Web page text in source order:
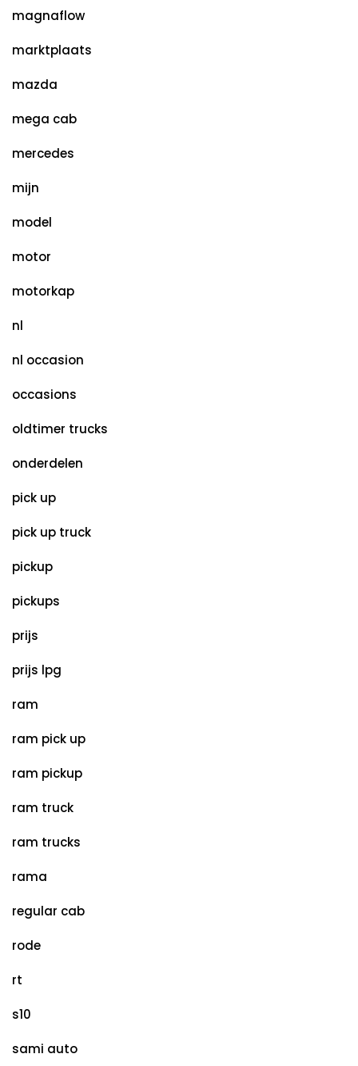
magnaflow
marktplaats
mazda
mega cab
mercedes
mijn
model
motor
motorkap
nl
nl occasion
occasions
oldtimer trucks
onderdelen
pick up
pick up truck
pickup
pickups
prijs
prijs lpg
ram
ram pick up
ram pickup
ram truck
ram trucks
rama
regular cab
rode
rt
s10
sami auto